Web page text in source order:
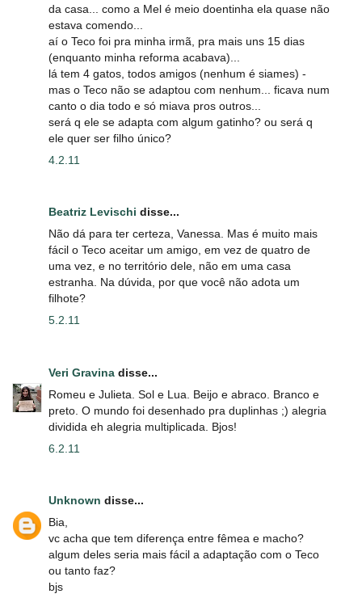
da casa... como a Mel é meio doentinha ela quase não
estava comendo...
aí o Teco foi pra minha irmã, pra mais uns 15 dias
(enquanto minha reforma acabava)...
lá tem 4 gatos, todos amigos (nenhum é siames) -
mas o Teco não se adaptou com nenhum... ficava num
canto o dia todo e só miava pros outros...
será q ele se adapta com algum gatinho? ou será q
ele quer ser filho único?
4.2.11
Beatriz Levischi disse...
Não dá para ter certeza, Vanessa. Mas é muito mais
fácil o Teco aceitar um amigo, em vez de quatro de
uma vez, e no território dele, não em uma casa
estranha. Na dúvida, por que você não adota um
filhote?
5.2.11
Veri Gravina disse...
Romeu e Julieta. Sol e Lua. Beijo e abraco. Branco e
preto. O mundo foi desenhado pra duplinhas ;) alegria
dividida eh alegria multiplicada. Bjos!
6.2.11
Unknown disse...
Bia,
vc acha que tem diferença entre fêmea e macho?
algum deles seria mais fácil a adaptação com o Teco
ou tanto faz?
bjs